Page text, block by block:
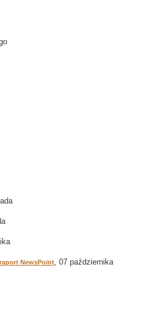
NewsPoint, 07 października